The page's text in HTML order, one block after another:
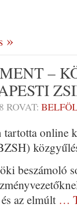
–
ROVAT:
online
beszámoló
az elmúlt …